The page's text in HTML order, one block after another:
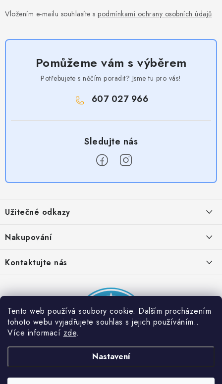
Tento web používá soubory cookie. Dalším procházením
tohoto webu vyjadřujete souhlas s jejich používáním..
Více informací zde.
Nastavení
Vložením e-mailu souhlasíte s podmínkami ochrany osobních údajů
Pomůžeme vám s výběrem
Potřebujete s něčím poradit? Jsme tu pro vás!
607 027 966
p
a
Užitečné odkazy
Provizní systém
Partner stránek: Super plecháček
Nakupování
Podmínky akce 2 + 1 zdarma
Kontaktujte nás